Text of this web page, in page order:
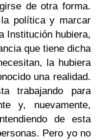
de otra forma.
política y marcar
Institución hubiera,
que tiene dicha
la hubiera
una realidad.
trabajando para
y, nuevamente,
de esta
Pero yo no